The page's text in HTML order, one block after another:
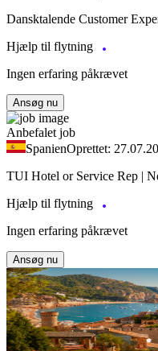
Dansktalende Customer
Hjælp til flytning
Ingen erfaring påkrævet
Ansøg nu
Anbefalet job
SpanienOprettet:
TUI Hotel or Service Rep |
Hjælp til flytning
Ingen erfaring påkrævet
Ansøg nu